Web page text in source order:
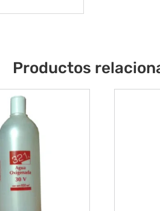
Productos